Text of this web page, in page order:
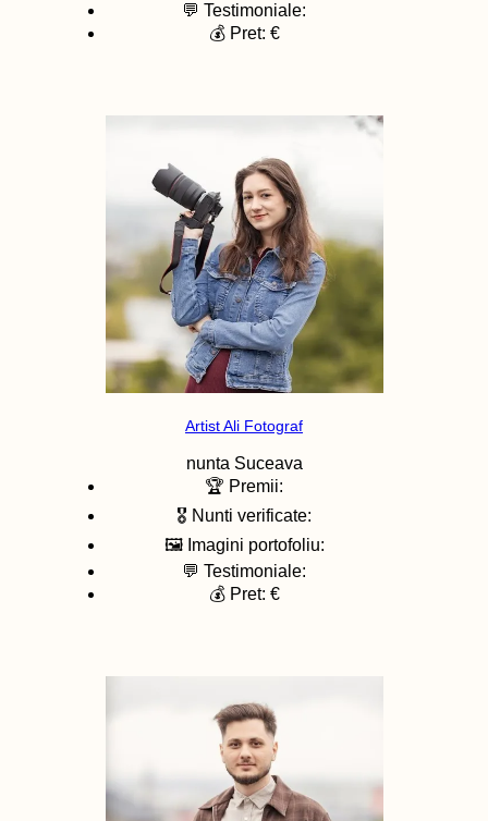
💬 Testimoniale:
💰 Pret: €
Artist Ali Fotograf
nunta Suceava
🏆 Premii:
🎖️ Nunti verificate:
🖼️ Imagini portofoliu:
💬 Testimoniale:
💰 Pret: €